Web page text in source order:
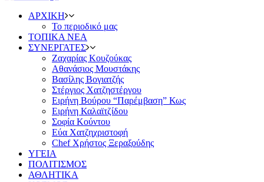
ΑΡΧΙΚΗ
Το περιοδικό μας
ΤΟΠΙΚΑ ΝΕΑ
ΣΥΝΕΡΓΑΤΕΣ
Ζαχαρίας Κουζούκας
Αθανάσιος Μουστάκης
Βασίλης Βογιατζής
Στέργιος Χατζηστέργου
Ειρήνη Βούρου “Παρέμβαση” Κως
Ειρήνη Καλαϊτζίδου
Σοφία Κούντου
Εύα Χατζηχριστοφή
Chef Χρήστος Ξεραξούδης
ΥΓΕΙΑ
ΠΟΛΙΤΙΣΜΟΣ
ΑΘΛΗΤΙΚΑ